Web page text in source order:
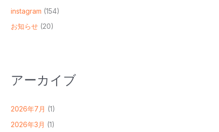
instagram (154)
お知らせ(20)
アーカイブ
2026年7月 (1)
2026年3月 (1)